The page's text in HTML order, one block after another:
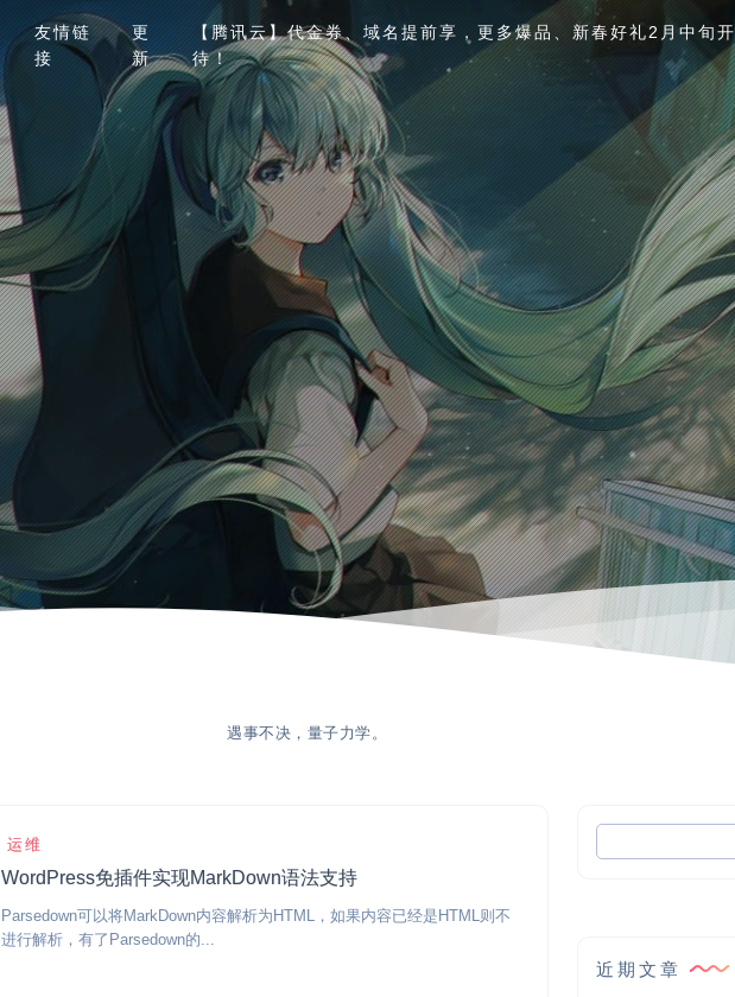
友情链
接
更
新
【腾讯云】代金券、域名提前享，更多爆品、新春好礼2月中旬
待！
遇事不决，量子力学。
运维
WordPress免插件实现MarkDown语法支持
Parsedown可以将MarkDown内容解析为HTML，如果内容已经是HTML则不
进行解析，有了Parsedown的...
近期文章